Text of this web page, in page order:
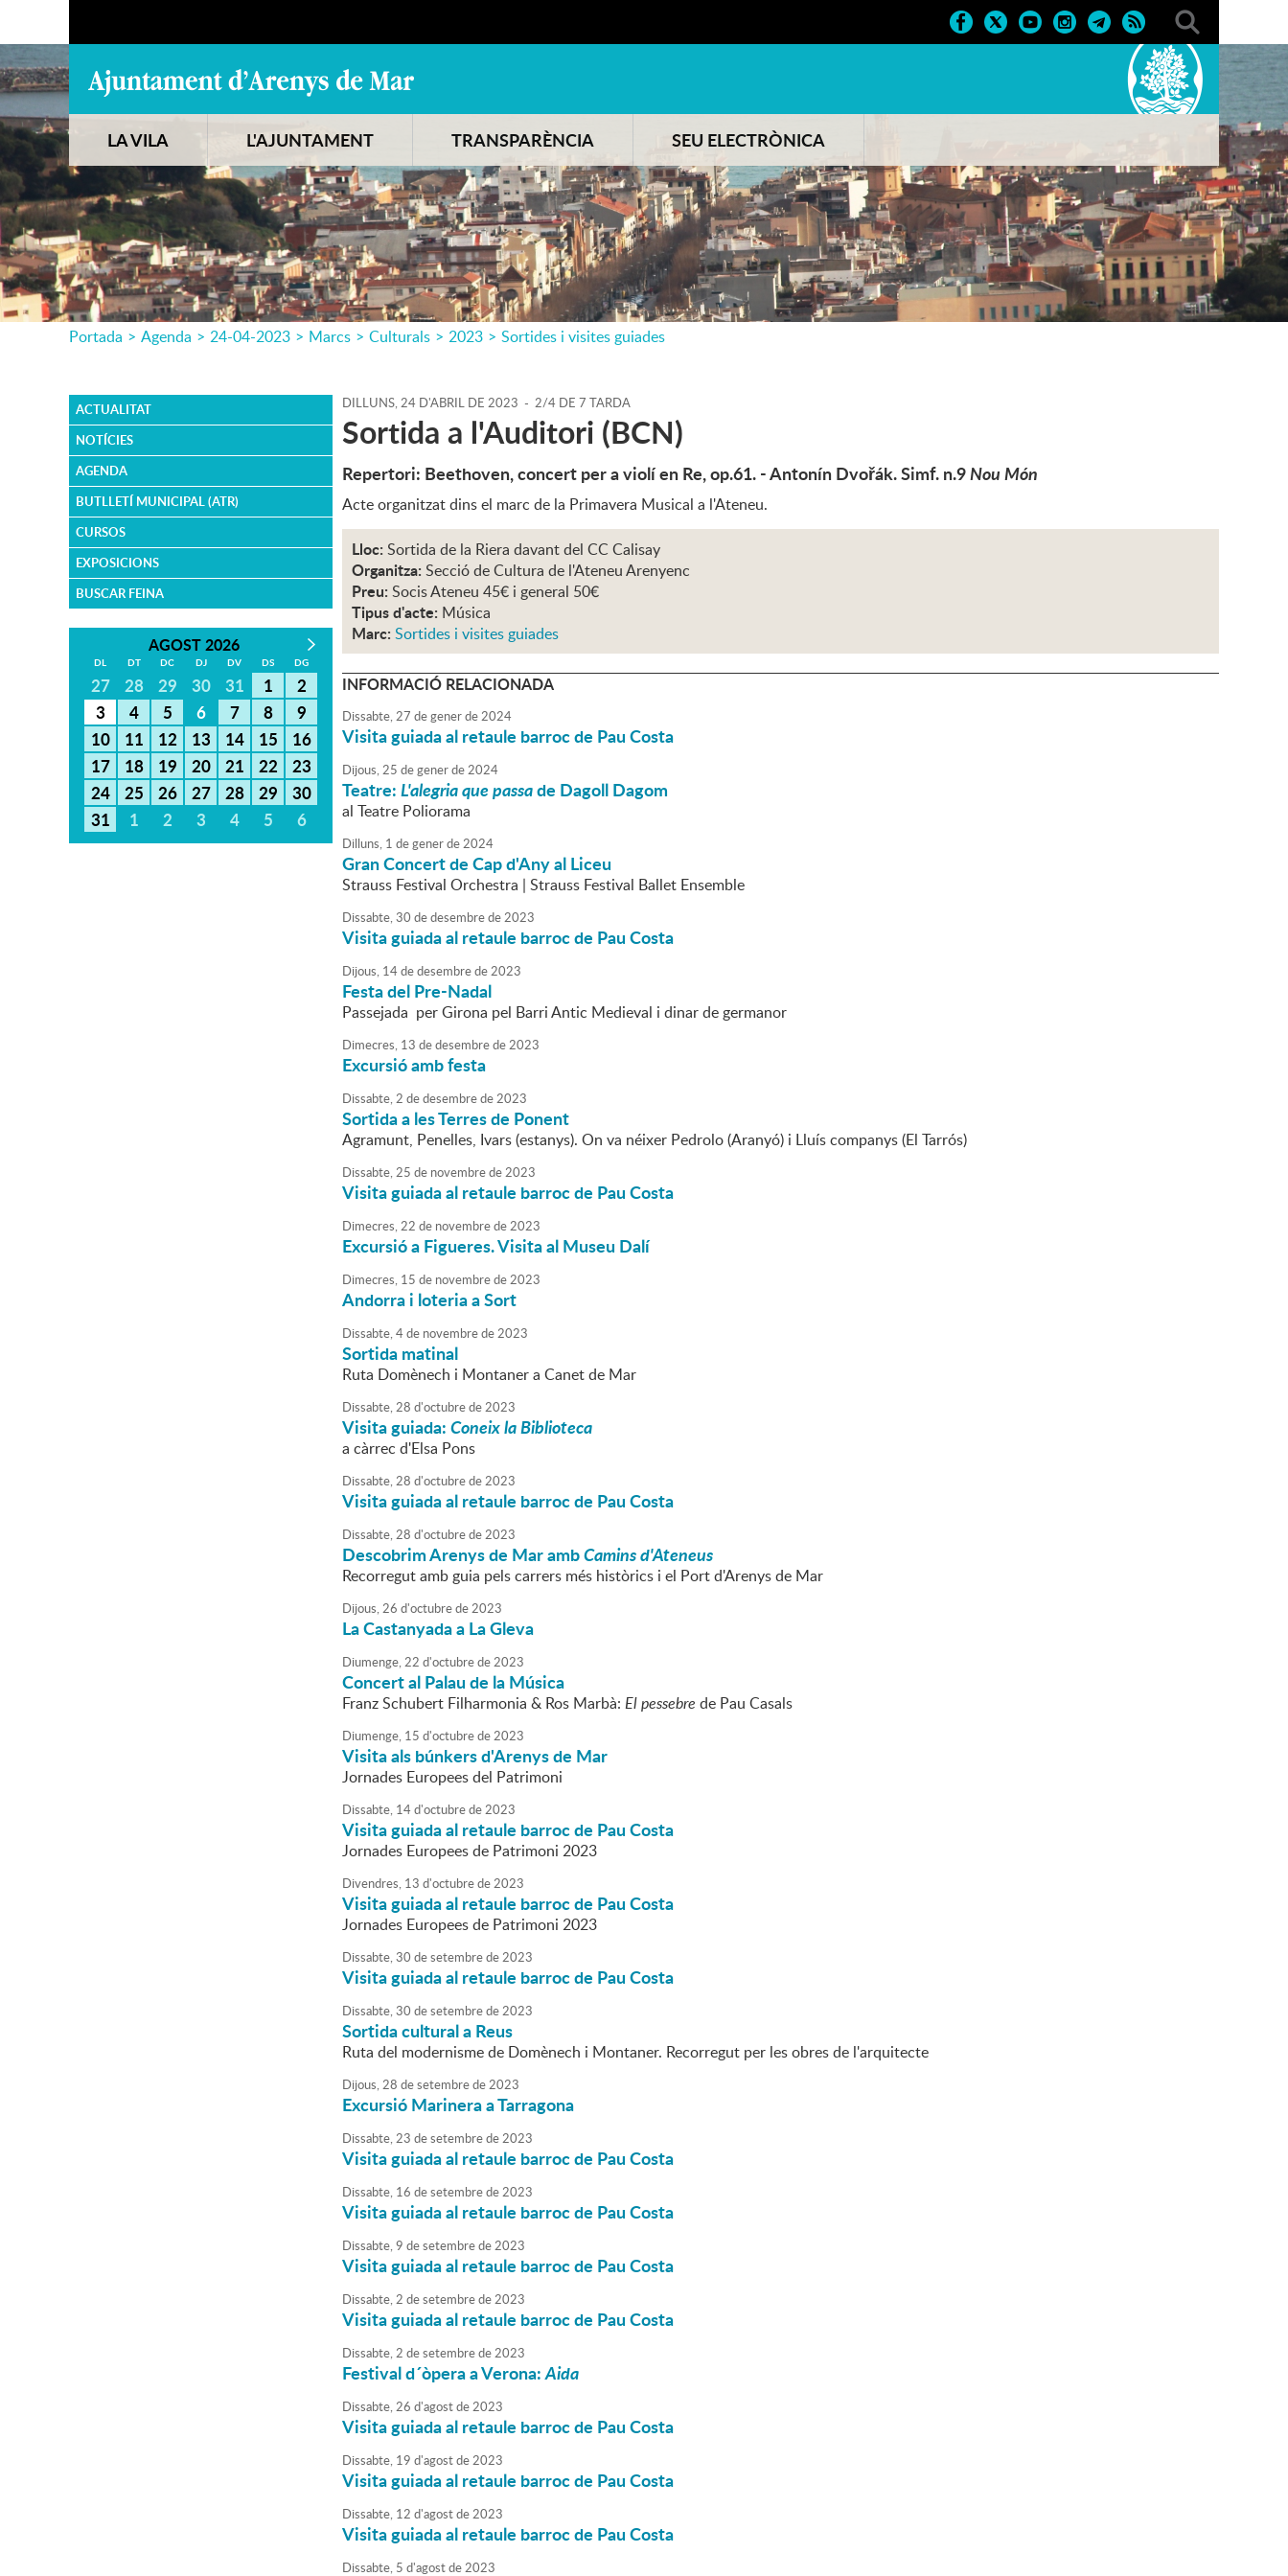
LA VILA L'AJUNTAMENT TRANSPARÈNCIA SEU ELECTRÒNICA
Portada > Agenda > 24-04-2023 > Marcs > Culturals > 2023 > Sortides i visites guiades
ACTUALITAT
NOTÍCIES
AGENDA
BUTLLETÍ MUNICIPAL (ATR)
CURSOS
EXPOSICIONS
BUSCAR FEINA
AGOST 2026
DL DT DC DJ DV DS DG
27 28 29 30 31 1
2
3
4 5 6 7 8
9
10
11 12 13 14 15
16
17
18 19 20 21 22
23
24
25 26 27 28 29
30
31
1 2 3 4 5 6
DILLUNS,24 D'ABRIL DE 2023 - 2/4 DE 7 TARDA
Sortida a l'Auditori (BCN)
Repertori: Beethoven, concert per a violí en Re, op.61. - Antonín Dvořák. Simf. n.9Nou Món
Acte organitzat dins el marc de la Primavera Musical a l'Ateneu.
Lloc: Sortida de la Riera davant del CC Calisay
Organitza: Secció de Cultura de l'Ateneu Arenyenc
Preu: Socis Ateneu 45€ i general 50€
Tipus d'acte: Música
Marc: Sortides i visites guiades
INFORMACIÓ RELACIONADA
Dissabte,27 degenerde2024
Visita guiada al retaule barroc de Pau Costa
Dijous,25 degenerde2024
Teatre:L'alegria que passade Dagoll Dagom
al Teatre Poliorama
Dilluns, 1 degenerde2024
Gran Concert de Cap d'Any al Liceu
Strauss Festival Orchestra | Strauss Festival Ballet Ensemble
Dissabte,30 dedesembrede2023
Visita guiada al retaule barroc de Pau Costa
Dijous, 14dedesembrede2023
Festa del Pre-Nadal
Passejada per Girona pel Barri Antic Medieval i dinar de germanor
Dimecres, 13 dedesembrede2023
Excursió amb festa
Dissabte,2 dedesembrede2023
Sortida a les Terres de Ponent
Agramunt, Penelles, Ivars (estanys). On va néixer Pedrolo (Aranyó) i Lluís companys (El Tarrós)
Dissabte,25 de novembrede2023
Visita guiada al retaule barroc de Pau Costa
Dimecres,22 de novembrede2023
Excursió a Figueres. Visita al Museu Dalí
Dimecres, 15 de novembrede2023
Andorra i loteria a Sort
Dissabte,4de novembrede2023
Sortida matinal
Ruta Domènech i Montaner a Canet de Mar
Dissabte,28 d'octubrede2023
Visita guiada:Coneix la Biblioteca
a càrrec d'Elsa Pons
Dissabte,28 d'octubrede2023
Visita guiada al retaule barroc de Pau Costa
Dissabte,28 d'octubrede2023
Descobrim Arenys de Mar ambCamins d'Ateneus
Recorregut amb guia pels carrers més històrics i el Port d'Arenys de Mar
Dijous,26 d'octubrede2023
La Castanyada a La Gleva
Diumenge,22 d'octubrede2023
Concert al Palau de la Música
Franz Schubert Filharmonia & Ros Marbà: El pessebre de Pau Casals
Diumenge, 15 d'octubrede2023
Visita als búnkers d'Arenys de Mar
Jornades Europees del Patrimoni
Dissabte, 14d'octubrede2023
Visita guiada al retaule barroc de Pau Costa
Jornades Europees de Patrimoni 2023
Divendres, 13 d'octubrede2023
Visita guiada al retaule barroc de Pau Costa
Jornades Europees de Patrimoni 2023
Dissabte,30 desetembrede2023
Visita guiada al retaule barroc de Pau Costa
Dissabte,30 desetembrede2023
Sortida cultural a Reus
Ruta del modernisme de Domènech i Montaner. Recorregut per les obres de l'arquitecte
Dijous,28 desetembrede2023
Excursió Marinera a Tarragona
Dissabte,23 desetembrede2023
Visita guiada al retaule barroc de Pau Costa
Dissabte, 16 desetembrede2023
Visita guiada al retaule barroc de Pau Costa
Dissabte,9 desetembrede2023
Visita guiada al retaule barroc de Pau Costa
Dissabte,2 desetembrede2023
Visita guiada al retaule barroc de Pau Costa
Dissabte,2 desetembrede2023
Festival d´òpera a Verona:Aida
Dissabte,26 d'agostde2023
Visita guiada al retaule barroc de Pau Costa
Dissabte, 19 d'agostde2023
Visita guiada al retaule barroc de Pau Costa
Dissabte, 12 d'agostde2023
Visita guiada al retaule barroc de Pau Costa
Dissabte, 5 d'agostde2023